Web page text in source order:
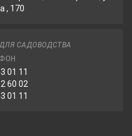
, 170
САДОВОДСТВА
01 11
60 02
01 11